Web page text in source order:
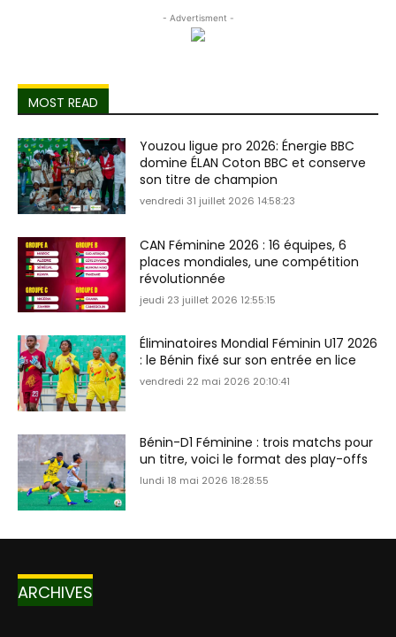
- Advertisment -
MOST READ
Youzou ligue pro 2026: Énergie BBC
domine ÉLAN Coton BBC et conserve
son titre de champion
vendredi 31 juillet 2026 14:58:23
CAN Féminine 2026 : 16 équipes, 6
places mondiales, une compétition
révolutionnée
jeudi 23 juillet 2026 12:55:15
Éliminatoires Mondial Féminin U17 2026
: le Bénin fixé sur son entrée en lice
vendredi 22 mai 2026 20:10:41
Bénin-D1 Féminine : trois matchs pour
un titre, voici le format des play-offs
lundi 18 mai 2026 18:28:55
ARCHIVES